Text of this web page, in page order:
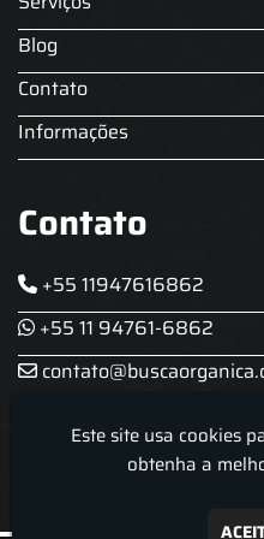
Blog
Contato
Informações
Contato
+55 11947616862
+55 11 94761-6862
Roda do Chopp - Aluguel
Este site usa cookies
obtenha a